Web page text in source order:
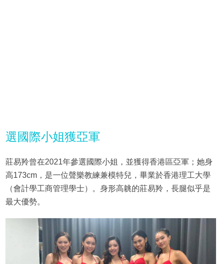
選國際小姐獲亞軍
莊易羚曾在2021年參選國際小姐，並獲得香港區亞軍；她身
高173cm，是一位聲樂教練兼模特兒，畢業於香港理工大學
（會計學工商管理學士）。身形高䠷的莊易羚，長腿似乎是
最大優勢。